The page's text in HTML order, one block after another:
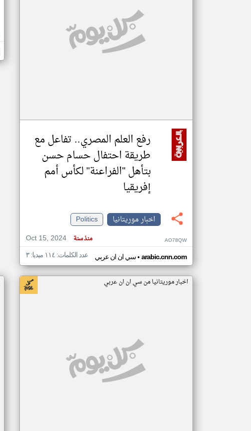
رفع العلم المصري.. تفاعل مع
طريقة احتفال حسام حسن
بتأهل "الفراعنة" لكأس أمم
إفريقيا
اخبار موريتانيا
Politics
Oct 15, 2024
منذ سنة AO78QW
سي ان ان عربي• arabic.cnn.com عدد الكلمات: ١١٤ ميديا: ٣
اخبار موريتانيا من سي ان ان عربي